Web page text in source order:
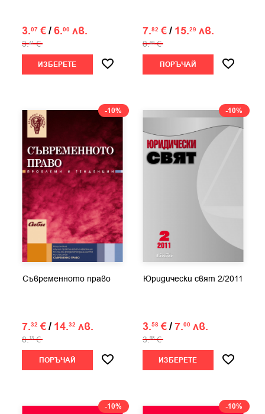
3.07 €/6.00 лв.
3.41 €
ИЗБЕРЕТЕ
7.82 €/ 15.29 лв.
8.69 €
ПОРЪЧАЙ
-10%
Съвременното право
7.32 €/ 14.32 лв.
8.13 €
ПОРЪЧАЙ
-10%
Юридически свят 2/2011
3.58 €/7.00 лв.
3.98 €
ИЗБЕРЕТЕ
-10% -10%